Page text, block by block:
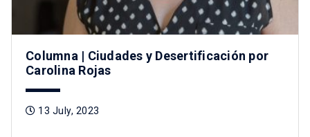
Columna | Ciudades y Desertificación por
Carolina Rojas
13 July, 2023